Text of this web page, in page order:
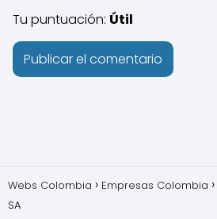
Tu puntuación: Útil
Webs Colombia Empresas Colombia
SA